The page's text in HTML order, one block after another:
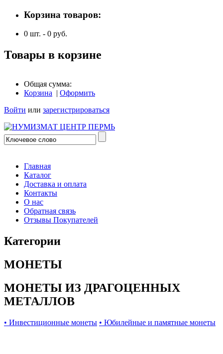
Корзина товаров:
0 шт. - 0 руб.
Товары в корзине
Общая сумма:
Корзина | Оформить
Войти или зарегистрироваться
Главная
Каталог
Доставка и оплата
Контакты
О нас
Обратная связь
Отзывы Покупателей
Категории
МОНЕТЫ
МОНЕТЫ ИЗ ДРАГОЦЕННЫХ
МЕТАЛЛОВ
• Инвестиционные монеты • Юбилейные и памятные монеты